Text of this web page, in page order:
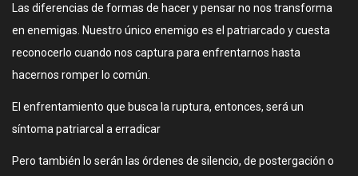
Las diferencias de formas de hacer y pensar no nos transforma
en enemigas. Nuestro único enemigo es el patriarcado y cuesta
reconocerlo cuando nos captura para enfrentarnos hasta
hacernos romper lo común.
El enfrentamiento que busca la ruptura, entonces, será un
síntoma patriarcal a erradicar
Pero también lo serán las órdenes de silencio, de postergación o